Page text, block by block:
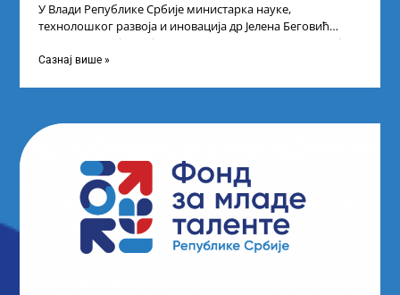
У Влади Републике Србије министарка науке,
технолошког развоја и иновација др Јелена Беговић
организовала је пријем за ученике средњошколце који
Сазнај више »